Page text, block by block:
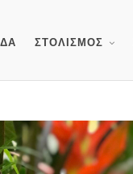
ΣΤΟΛΙΣΜΟΣ